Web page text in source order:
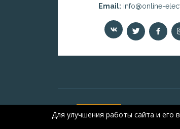
Email: info@online-
Для улучшения работы сайта и его